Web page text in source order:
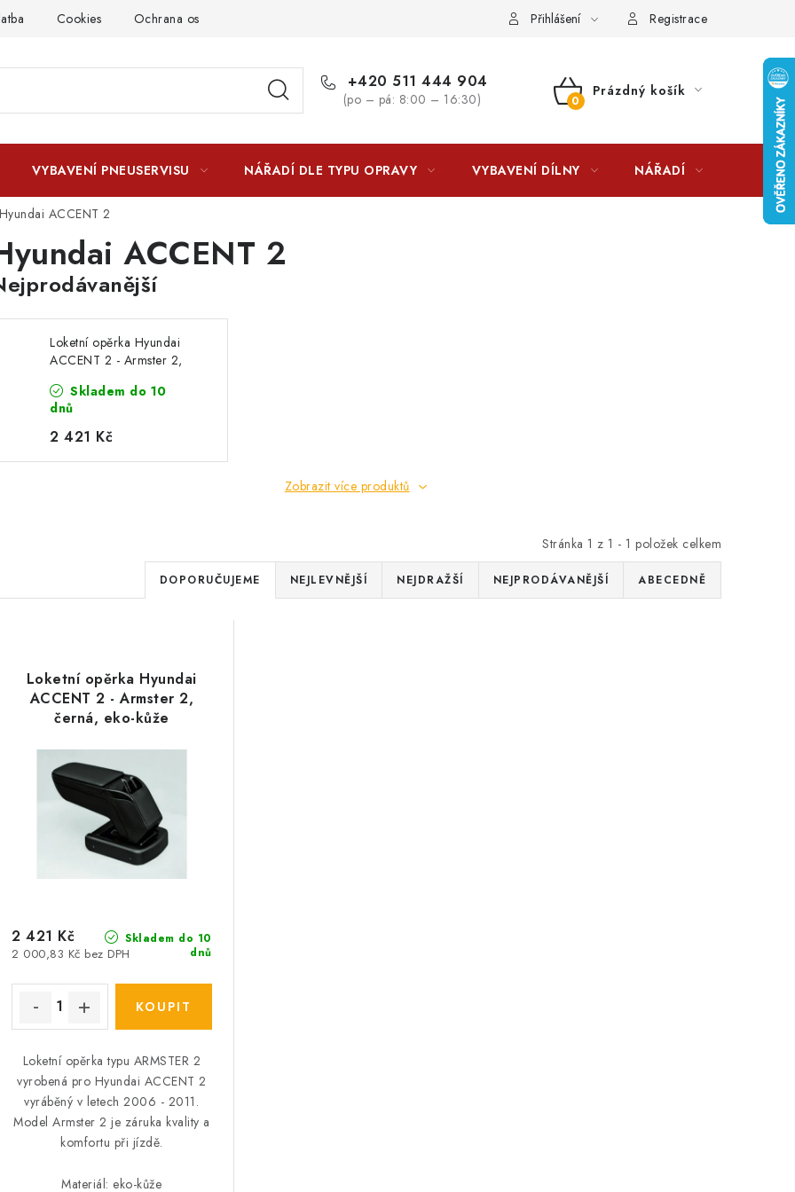
Cookies Ochrana osobních údajú LICENCE K FOTOGRAFIÍM Doplňkové služby
Přihlášení Registrace
+420 511 444 904
(po – pá: 8:00 – 16:30)
NÁKUPNÍ
Prázdný košík
VYBAVENÍ PNEUSERVISU NÁŘADÍ DLE TYPU OPRAVY VYBAVENÍ DÍLNY NÁŘADÍ
Hyundai ACCENT 2
ACCENT 2
Loketní opěrka Hyundai
ACCENT 2 - Armster 2,
Skladem do 10
dnů
2 421 Kč
Zobrazit více produktů
Stránka 1 z 1 - 1 položek celkem
Ř
a
e
n
í
p
r
o
d
k
t
ů
DOPORUČUJEME NEJLEVNĚJŠÍ NEJDRAŽŠÍ NEJPRODÁVANĚJŠÍ ABECEDNĚ
Loketní opěrka Hyundai
ACCENT 2 - Armster 2,
černá, eko-kůže
Skladem do 10
dnů
2 000,83 Kč bez DPH
2 421 Kč
Loketní opěrka typu ARMSTER 2
vyrobená pro Hyundai ACCENT 2
vyráběný v letech 2006 - 2011.
Model Armster 2 je záruka kvality a
komfortu při jízdě.
Materiál: eko-kůže